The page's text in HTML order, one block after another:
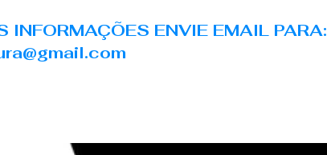
INFORMAÇÕES ENVIE EMAIL PARA: